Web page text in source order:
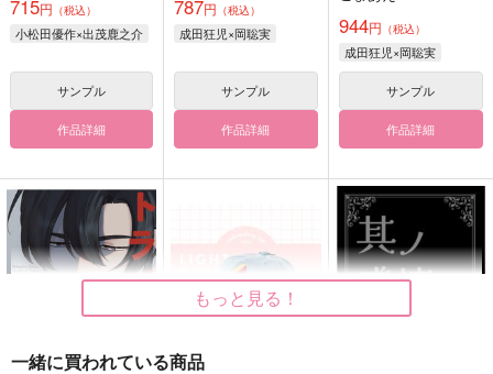
715円 （税込）
小松田優作×出茂鹿之介
サンプル
作品詳細
787円 （税込）
成田狂児×岡聡実
サンプル
作品詳細
944円 （税込）
成田狂児×岡聡実
サンプル
作品詳細
もっと見る！
一緒に買われている商品